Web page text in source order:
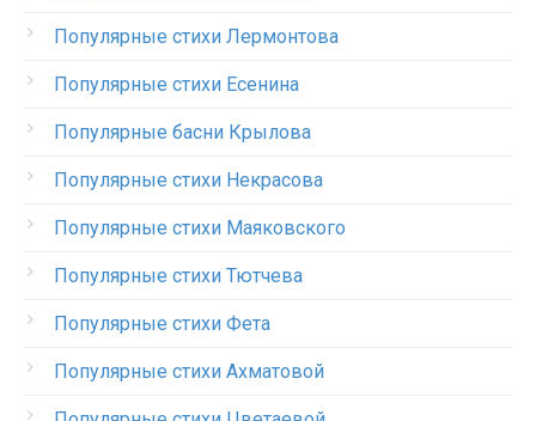
Популярные стихи Лермонтова
Популярные стихи Есенина
Популярные басни Крылова
Популярные стихи Некрасова
Популярные стихи Маяковского
Популярные стихи Тютчева
Популярные стихи Фета
Популярные стихи Ахматовой